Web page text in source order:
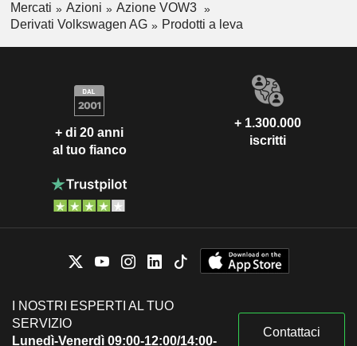
Mercati Azioni
Azione VOW3
Derivati Volkswagen AG
Prodotti a leva
+ di 20 anni
al tuo fianco
+ 1.300.000
iscritti
I NOSTRI ESPERTI AL TUO
SERVIZIO
Lunedì-Venerdì 09:00-12:00/14:00-
Contattaci